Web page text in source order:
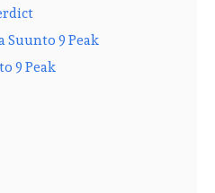
Suunto 9 Peak
9 Peak